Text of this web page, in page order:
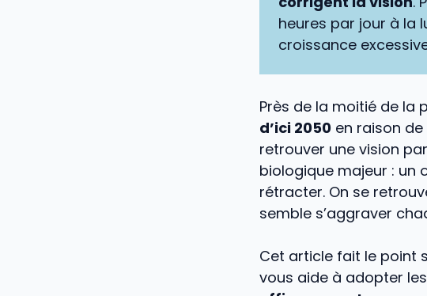
heures par jour à la
croissance
Près de la moitié de la
d’ici 2050 en raison
retrouver une vision
biologique majeur : un
rétracter. On se
semble s’aggraver
Cet article fait le point
vous aide à adopter